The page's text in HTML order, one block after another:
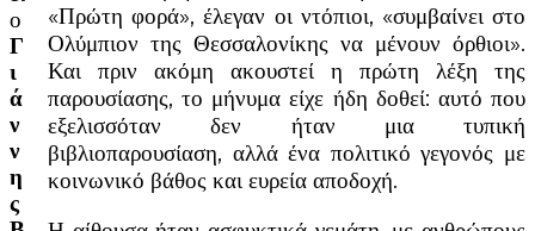
ο
Γ
ι
ά
ν
ν
η
ς
«Πρώτη φορά», έλεγαν οι ντόπιοι, «συμβαίνει στο
Ολύμπιον της Θεσσαλονίκης να μένουν όρθιοι».
Και πριν ακόμη ακουστεί η πρώτη λέξη της
παρουσίασης, το μήνυμα είχε ήδη δοθεί: αυτό που
εξελισσόταν δεν ήταν μια τυπική
βιβλιοπαρουσίαση, αλλά ένα πολιτικό γεγονός με
κοινωνικό βάθος και ευρεία αποδοχή.